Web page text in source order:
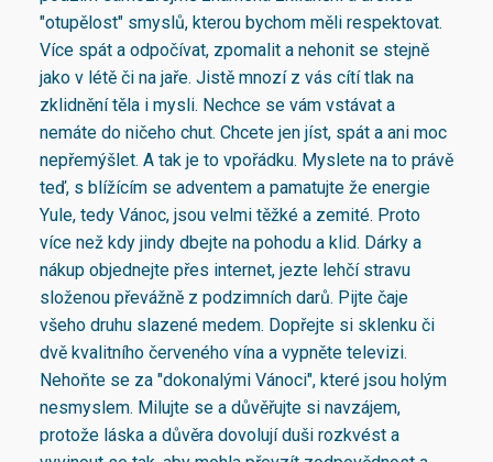
"otupělost" smyslů, kterou bychom měli respektovat.
Více spát a odpočívat, zpomalit a nehonit se stejně
jako v létě či na jaře. Jistě mnozí z vás cítí tlak na
zklidnění těla i mysli. Nechce se vám vstávat a
nemáte do ničeho chut. Chcete jen jíst, spát a ani moc
nepřemýšlet. A tak je to vpořádku. Myslete na to právě
teď, s blížícím se adventem a pamatujte že energie
Yule, tedy Vánoc, jsou velmi těžké a zemité. Proto
více než kdy jindy dbejte na pohodu a klid. Dárky a
nákup objednejte přes internet, jezte lehčí stravu
složenou převážně z podzimních darů. Pijte čaje
všeho druhu slazené medem. Dopřejte si sklenku či
dvě kvalitního červeného vína a vypněte televizi.
Nehoňte se za "dokonalými Vánoci", které jsou holým
nesmyslem. Milujte se a důvěřujte si navzájem,
protože láska a důvěra dovolují duši rozkvést a